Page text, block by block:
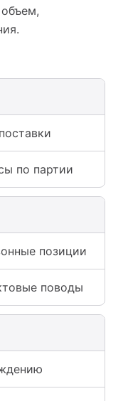
по партии
позиции
поводы